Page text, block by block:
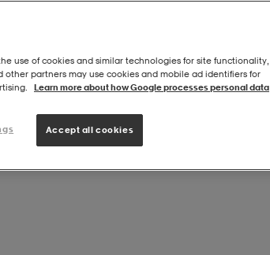
use of cookies and similar technologies for site functionality,
partners may use cookies and mobile ad identifiers for
Learn more about how Google processes personal data
Accept all cookies